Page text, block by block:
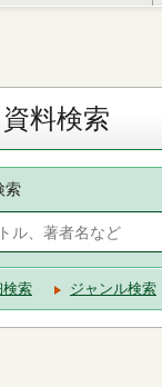
資料検索
索
検索 ジャンル検索